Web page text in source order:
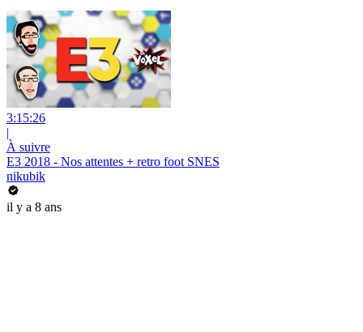
3:15:26
|
À suivre
E3 2018 - Nos attentes + retro foot SNES
nikubik
il y a 8 ans